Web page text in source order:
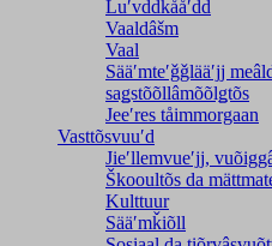
Luʹvddkååʹdd
Vaaldâšm
Vaal
Sääʹmteʹǧǧlääʹjj
saǥstõõllâmõõlǥtõs
Jeeʹres tåimmorgaan
Vasttõsvuuʹd
Jieʹllemvueʹjj,
Škooultõs da
Kulttuur
Sääʹmǩiõll